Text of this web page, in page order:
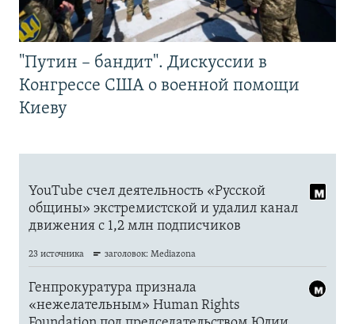
"Путин – бандит". Дискуссии в
Конгрессе США о военной помощи
Киеву